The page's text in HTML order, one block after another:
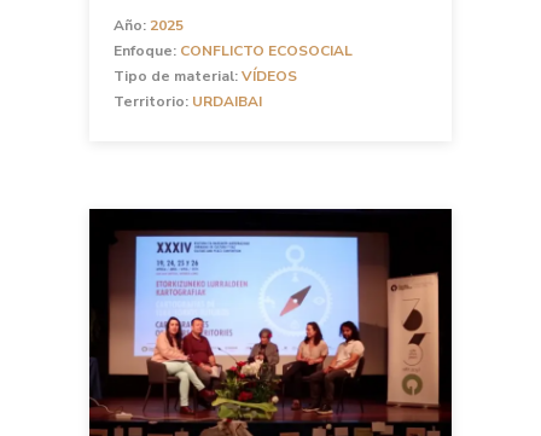
Año: 2025
Enfoque: CONFLICTO ECOSOCIAL
Tipo de material:VÍDEOS
Territorio: URDAIBAI